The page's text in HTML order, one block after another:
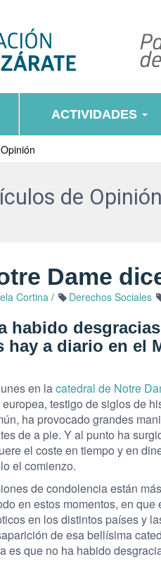
ACTIVIDADES
de Opinión
Dame
Cortina / Derechos Sociales
habido
hay a diario en el
en lacatedral de Notre
testigo de siglos de
ha provocado grandes
de a pie. Y al punto ha
el coste en tiempo y en
el comienzo.
de condolencia están
en estos momentos, en
en los distintos países y
de esa bellísima
es que no ha habido